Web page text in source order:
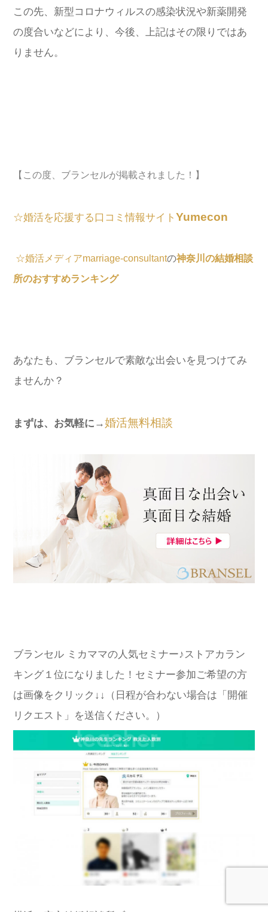
この先、新型コロナウィルスの感染状況や新薬開発
の度合いなどにより、今後、上記はその限りではあ
りません。
【この度、ブランセルが掲載されました！】
☆婚活を応援する口コミ情報サイト Yumecon
☆婚活メディアmarriage-consultantの神奈川の結婚相談
所のおすすめランキング
あなたも、ブランセルで素敵な出会いを見つけてみ
ませんか？
まずは、お気軽に→婚活無料相談
ブランセル ミカママの人気セミナー♪ストアカラン
キング１位になりました！セミナー参加ご希望の方
は画像をクリック↓↓（日程が合わない場合は「開催
リクエスト」を送信ください。）